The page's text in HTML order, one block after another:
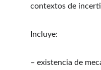
contextos de
Incluye:
– existencia de